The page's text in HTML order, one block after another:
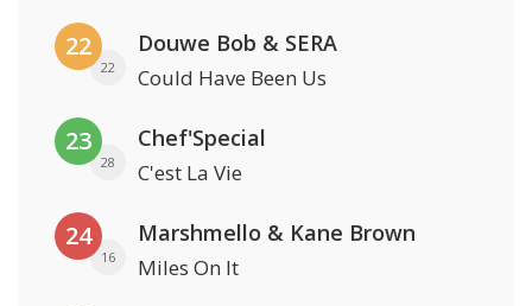
22
22
Douwe Bob & SERA
Could Have Been Us
23
28
Chef'Special
C'est La Vie
24
16
Marshmello & Kane Brown
Miles On It